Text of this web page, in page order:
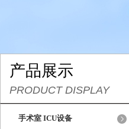
产品展示
PRODUCT DISPLAY
手术室 ICU设备